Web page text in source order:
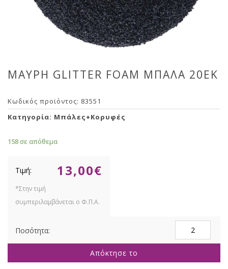
ΜΑΥΡΗ GLITTER FOAM ΜΠΑΛΑ 20ΕΚ
Κωδικός προϊόντος: 83551
Κατηγορία: Μπάλες+Κορυφές
158 σε απόθεμα
13,00€
GLITTER
FOAM
20ΕΚ
Απόκτησε το